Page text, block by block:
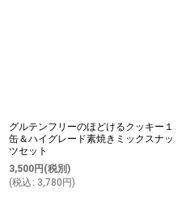
グルテンフリーのほどけるクッキー１
缶＆ハイグレード素焼きミックスナッ
ツセット
3,500円 (税別)
(税込 : 3,780 円)